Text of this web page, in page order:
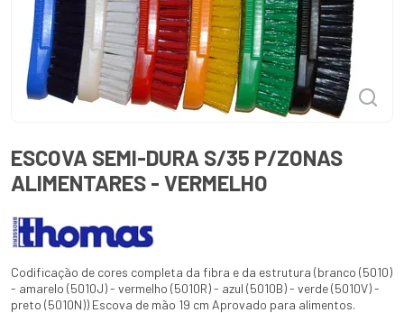
ESCOVA SEMI-DURA S/35 P/ZONAS
ALIMENTARES - VERMELHO
Codificação de cores completa da fibra e da estrutura (branco (5010)
- amarelo (5010J) - vermelho (5010R) - azul (5010B) - verde (5010V) -
preto (5010N)) Escova de mão 19 cm Aprovado para alimentos.